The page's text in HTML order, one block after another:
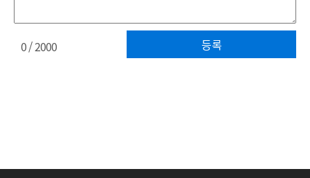
등록
0/ 2000